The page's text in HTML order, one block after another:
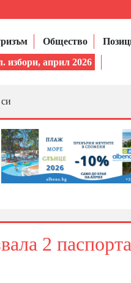
Общество
избори, април 2026
2 паспорта